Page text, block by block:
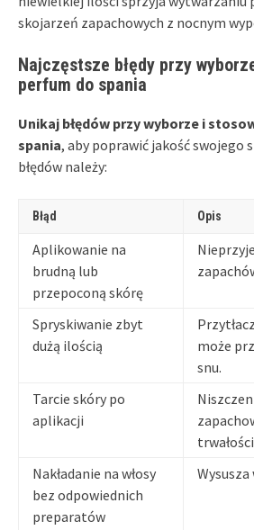
skojarzeń zapachowych z nocnym
Najczęstsze błędy przy
perfum do spania
Unikaj błędów przy wyborze i
spania, aby poprawić jakość swojego
błędów należy:
Błąd Opis
Aplikowanie na
brudną lub
przepoconą skórę
Spryskiwanie zbyt
dużą ilością
może
snu.
Tarcie skóry po
aplikacji
Nakładanie na włosy
bez odpowiednich
preparatów
Wysusza